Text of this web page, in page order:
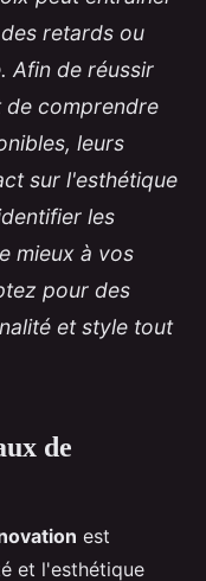
retards ou
Afin de réussir
comprendre
leurs
sur l'esthétique
les
mieux à vos
pour des
et style tout
de
est
et l'esthétique